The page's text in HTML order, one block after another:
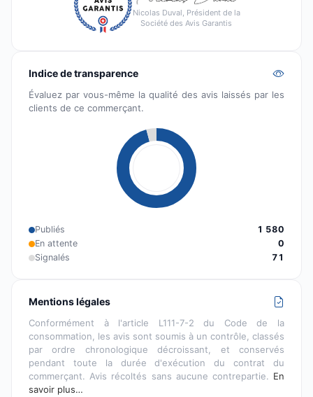
Nicolas Duval, Président de la
Société des Avis Garantis
Indice de transparence
Évaluez par vous-même la qualité des avis laissés par les
clients de ce commerçant.
Publiés
1 580
En attente
0
Signalés
71
Mentions légales
Conformément à l'article L111-7-2 du Code de la
consommation, les avis sont soumis à un contrôle, classés
par ordre chronologique décroissant, et conservés
pendant toute la durée d'exécution du contrat du
commerçant. Avis récoltés sans aucune contrepartie. En
savoir plus…